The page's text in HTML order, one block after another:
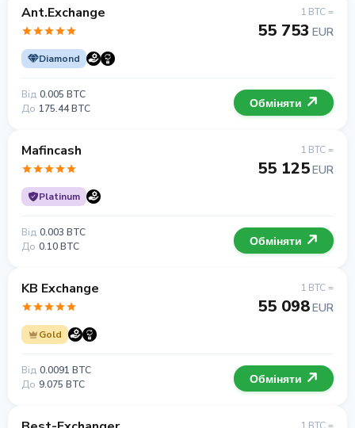
Ant.Exchange
Diamond
1 BTC =
55 753 EUR
Від 0.005 BTC
До 175.44 BTC Обміняти
Mafincash
Platinum
1 BTC =
55 125EUR
Від 0.003 BTC
До 0.10 BTC Обміняти
KB Exchange
Gold
1 BTC =
55 098EUR
Від 0.0091 BTC
До 9.075 BTC Обміняти